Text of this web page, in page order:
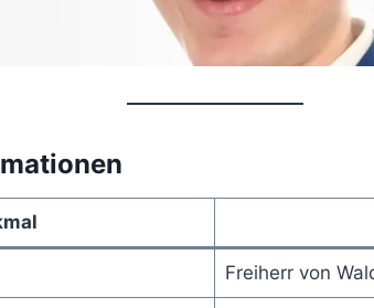
Freiherr von